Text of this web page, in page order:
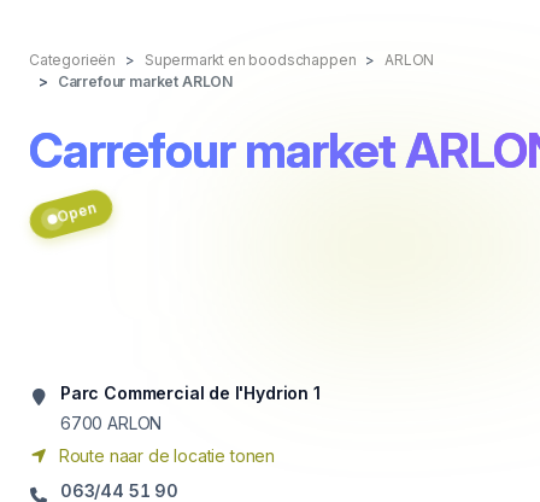
Categorieën Supermarkt en boodschappen
ARLON
Carrefour market ARLON
Carrefour market
Open
Parc Commercial de l'Hydrion 1
6700 ARLON
Route naar de locatie tonen
063/44 51 90